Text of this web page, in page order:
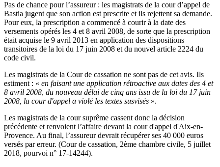
Pas de chance pour l’assureur : les magistrats de la cour d’appel de
Bastia jugent que son action est prescrite et ils rejettent sa demande.
Pour eux, la prescription a commencé à courir à la date des
versements opérés les 4 et 8 avril 2008, de sorte que la prescription
était acquise le 9 avril 2013 en application des dispositions
transitoires de la loi du 17 juin 2008 et du nouvel article 2224 du
code civil.
Les magistrats de la Cour de cassation ne sont pas de cet avis. Ils
estiment : « en faisant une application rétroactive aux dates des 4 et
8 avril 2008, du nouveau délai de cinq ans issu de la loi du 17 juin
2008, la cour d'appel a violé les textes susvisés ».
Les magistrats de la cour suprême cassent donc la décision
précédente et renvoient l’affaire devant la cour d'appel d'Aix-en-
Provence. Au final, l’assureur devrait récupérer ses 40 000 euros
versés par erreur. (Cour de cassation, 2ème chambre civile, 5 juillet
2018, pourvoi n° 17-14244).